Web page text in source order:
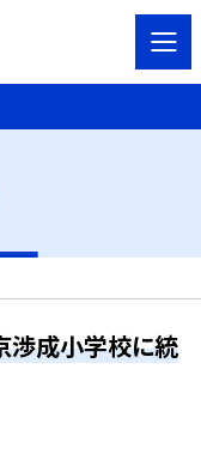
渉成小学校に統